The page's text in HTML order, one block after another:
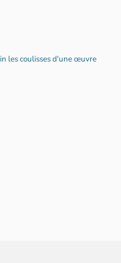
les coulisses d'une œuvre